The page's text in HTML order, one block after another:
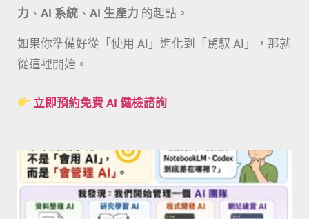
力 、 AI 系統 、 AI 生產力 的起點。
如果你準備好從「使用 AI」進化到「駕馭 AI」，那就
從這裡開始。
立即預約免費 AI 健檢諮詢